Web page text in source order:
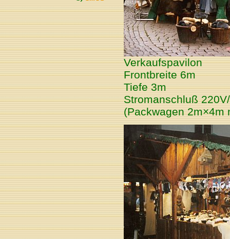
Verkaufspavilon
Frontbreite 6m
Tiefe 3m
Stromanschluß
(Packwagen 2m×4m